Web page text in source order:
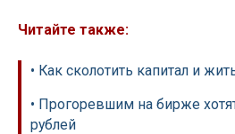
Читайте также:
• Как сколотить капитал и
• Прогоревшим на бирже
рублей